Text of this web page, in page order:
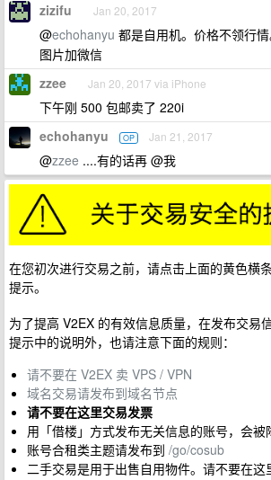
zizifu Jan 20, 2017
@echohanyu 都是自用机。价格不领行
图片加微信
zzee Jan 20, 2017 via iPhone
下午刚 500 包邮卖了 220i
echohanyu OP Jan 21, 2017
@zzee ....有的话再 @我
在您初次进行交易之前，请点击上面的黄色横
提示。
为了提高 V2EX 的有效信息质量，在发布交易
提示中的说明外，也请注意下面的规则：
请不要在 V2EX 卖 VPS / VPN
域名交易请发布到域名节点
请不要在这里交易发票
用「借楼」方式发布无关信息的账号，会被
账号合租类主题请发布到 /go/cosub
二手交易是用于出售自用物件。请不要在这